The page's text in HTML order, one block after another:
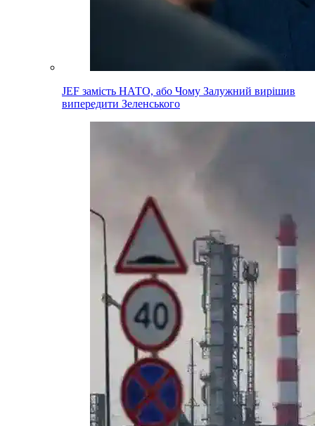
JEF замість НАТО, або Чому Залужний вирішив
випередити Зеленського